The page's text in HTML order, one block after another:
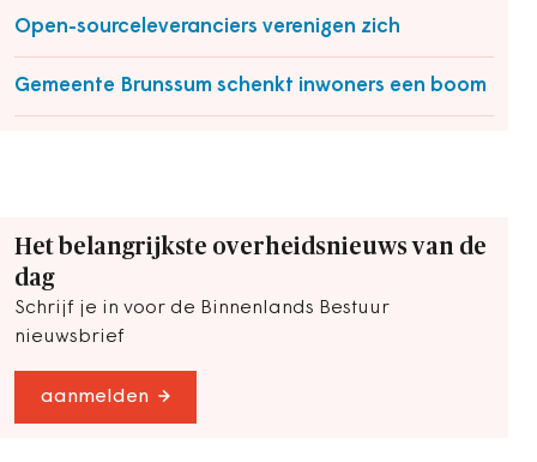
Open-sourceleveranciers verenigen zich
Gemeente Brunssum schenkt inwoners een boom
Het belangrijkste overheidsnieuws van de
dag
Schrijf je in voor de Binnenlands Bestuur
nieuwsbrief
aanmelden